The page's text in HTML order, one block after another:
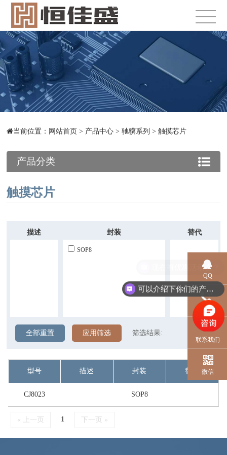
当前位置： 网站首页 > 产品中心 >驰骥系列 >触摸芯片
产品分类
触摸芯片
描述 封装 替代
SOP8
全部重置 应用筛选 筛选结果:
型号 描述 封装 替代
CJ8023 SOP8
« 上一页 1 下一页 »
QQ
电话
联系我们
微信
可以介绍下你们的产品么？
现在有优惠活动么？